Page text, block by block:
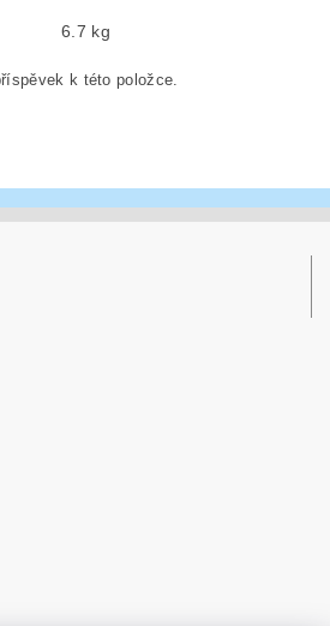
6.7 kg
k této položce.